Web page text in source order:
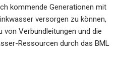
kommende Generationen mit
versorgen zu können,
von Verbundleitungen und die
Ressourcen durch das BML